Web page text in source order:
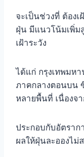
จะเป็นช่วงที่ ต้องเ
ฝุ่น มีแนวโน้มเพิ่ม
เฝ้าระวัง
ได้แก่ กรุงเทพมห
ภาคกลางตอนบน
หลายพื้นที่ เนื่องจ
ประกอบกับอัตราก
ผลให้ฝุ่นละอองไม่